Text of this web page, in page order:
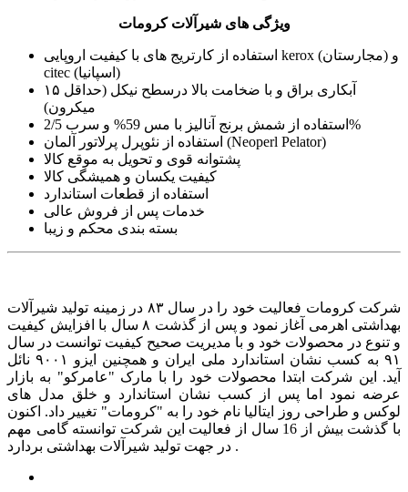
ویژگی های شیرآلات کرومات
استفاده از کارتریج های با کیفیت اروپایی kerox (مجارستان) و
citec (اسپانیا)
آبکاری براق و با ضخامت بالا درسطح نیکل (حداقل ۱۵
میکرون)
استفاده از شمش برنج آنالیز با مس 59% و سرب 2/5%
استفاده از نئوپرل پرلاتور آلمان (Neoperl Pelator)
پشتوانه قوی و تحویل به موقع کالا
کیفیت یکسان و همیشگی کالا
استفاده از قطعات استاندارد
خدمات پس از فروش عالی
بسته بندی محکم و زیبا
شرکت کرومات فعالیت خود را در سال ۸۳ در زمینه تولید شیرآلات
بهداشتی اهرمی آغاز نمود و پس از گذشت ۸ سال با افزایش کیفیت
و تنوع در محصولات خود و با مدیریت صحیح کیفیت توانست در سال
۹۱ به کسب نشان استاندارد ملی ایران و همچنین ایزو ۹۰۰۱ نائل
آید. این شرکت ابتدا محصولات خود را با مارک "عامرکو" به بازار
عرضه نمود اما پس از کسب نشان استاندارد و خلق مدل های
لوکس و طراحی روز ایتالیا نام خود را به "کرومات" تغییر داد. اکنون
با گذشت بیش از 16 سال از فعالیت این شرکت توانسته گامی مهم
در جهت تولید شیرآلات بهداشتی بردارد .